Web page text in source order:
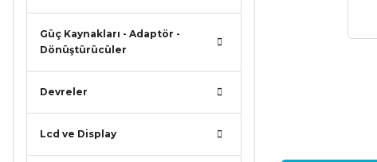
Güç Kaynakları - Adaptör -
Dönüştürücüler
Devreler
Lcd ve Display